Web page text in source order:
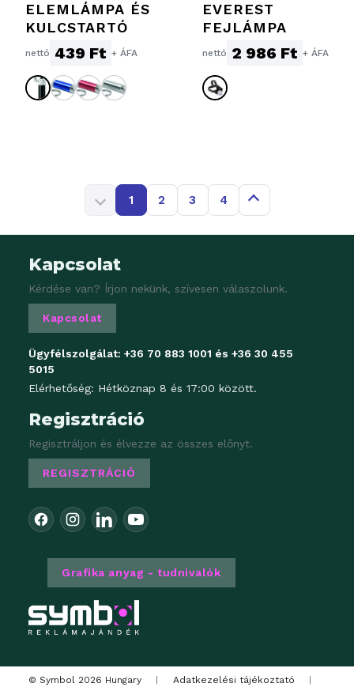
ELEMLÁMPA ÉS
KULCSTARTÓ
nettó 439 Ft + ÁFA
EVEREST
FEJLÁMPA
nettó 2 986 Ft + ÁFA
1 2 3 4
Kapcsolat
Kérdése van? Írjon nekünk, szívesen válaszolunk.
Kapcsolat
Ügyfélszolgálat: +36 70 883 1001 és +36 30 455
5015
Elérhetőség: Hétköznap 8 és 17:00 között.
Regisztráció
Regisztráljon és élvezze az összes előnyt.
REGISZTRÁCIÓ
Grafika anyag - tudnivalók
© Symbol 2026 Hungary Adatkezelési tájékoztató